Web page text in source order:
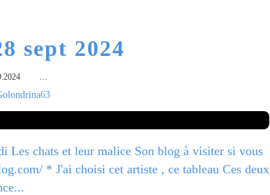
sept 2024
…
Les chats et leur malice Son blog à visiter si vous
* J'ai choisi cet artiste , ce tableau Ces deux